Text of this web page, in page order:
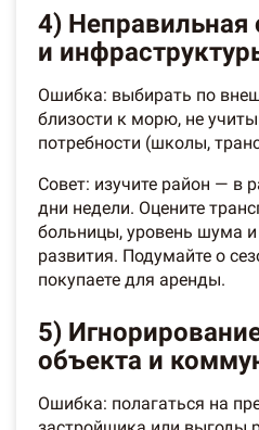
4) Неправильная
и
Ошибка: выбирать по
близости к морю, не
потребности (школы,
Совет: изучите район — в
дни недели. Оцените
больницы, уровень шума
развития. Подумайте о
покупаете для аренды.
5)
объекта и
Ошибка: полагаться на